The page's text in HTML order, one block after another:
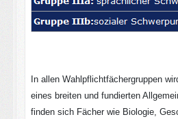
In allen Wahlpflichtfächergruppen
eines breiten und fundierten
finden sich Fächer wie Biologie,